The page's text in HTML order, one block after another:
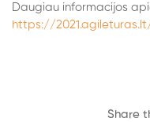
Daugiau informacijos
https://
Share